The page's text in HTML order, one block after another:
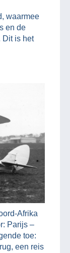
waarmee
en de
Dit is het
Afrika
Parijs –
toe:
een reis